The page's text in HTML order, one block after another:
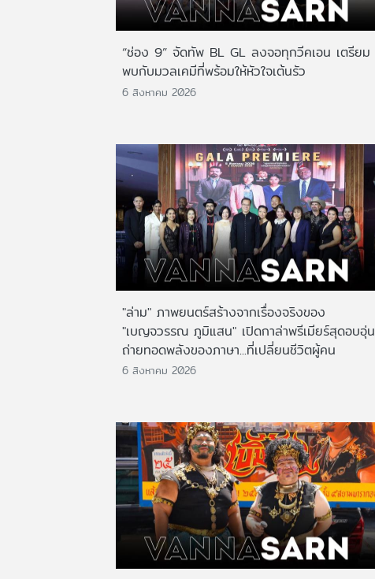
“ช่อง 9” จัดทัพ BL GL ลงจอทุกวีคเอน เตรียม
พบกับมวลเคมีที่พร้อมให้หัวใจเต้นรัว
6 สิงหาคม 2026
"ล่าม" ภาพยนตร์สร้างจากเรื่องจริงของ
"เบญจวรรณ ภูมิแสน" เปิดกาล่าพรีเมียร์สุดอบอุ่น
ถ่ายทอดพลังของภาษา...ที่เปลี่ยนชีวิตผู้คน
6 สิงหาคม 2026